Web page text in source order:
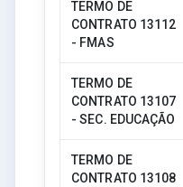
TERMO DE
CONTRATO 13112
- FMAS
TERMO DE
CONTRATO 13107
- SEC. EDUCAÇÃO
TERMO DE
CONTRATO 13108